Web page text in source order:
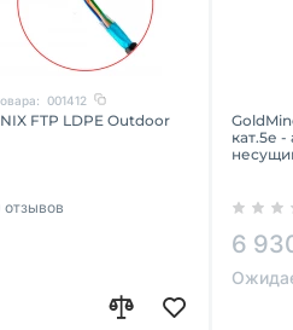
001412
FTP LDPE Outdoor
отзывов
кат.5е
6